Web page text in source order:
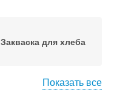
Закваска для хлеба
Показать все